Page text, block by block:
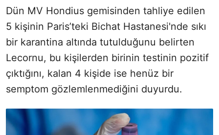
Dün MV Hondius gemisinden tahliye edilen
5 kişinin Paris’teki Bichat Hastanesi'nde sıkı
bir karantina altında tutulduğunu belirten
Lecornu, bu kişilerden birinin testinin pozitif
çıktığını, kalan 4 kişide ise henüz bir
semptom gözlemlenmediğini duyurdu.